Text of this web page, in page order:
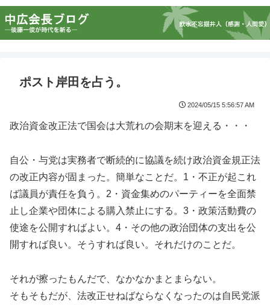
ポスト岸田を占う。
2024/05/15 5:56:57 AM
政治資金改正法で国会は大荒れの会期末を迎える・・・
自公・与党は実務者で断続的に協議を続け政治資金規正法
の改正内容が固まった。簡単なことだ。1・不正が起これ
ば議員が責任を負う。2・資金集めのパーティーを全面禁
止し企業や団体による購入禁止にする。3・政策活動費の
使途を公開すればよい。4・その他の政治団体の支出を公
開すれば良い。そうすれば良い。それだけのことだ。
それが擦ったもんだで、なかなかまとまらない。
そもそもだが、法改正せねばならなくなったのは自民党派